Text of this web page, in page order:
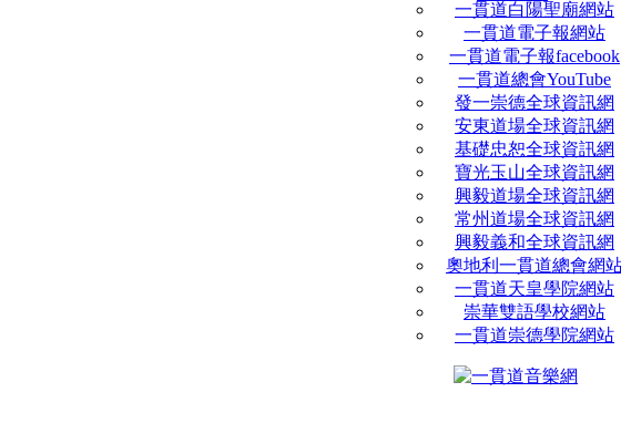
一貫道白陽聖廟網站
一貫道電子報網站
一貫道電子報facebook
一貫道總會YouTube
發一崇德全球資訊網
安東道場全球資訊網
基礎忠恕全球資訊網
寶光玉山全球資訊網
興毅道場全球資訊網
常州道場全球資訊網
興毅義和全球資訊網
奧地利一貫道總會網
一貫道天皇學院網站
崇華雙語學校網站
一貫道崇德學院網站